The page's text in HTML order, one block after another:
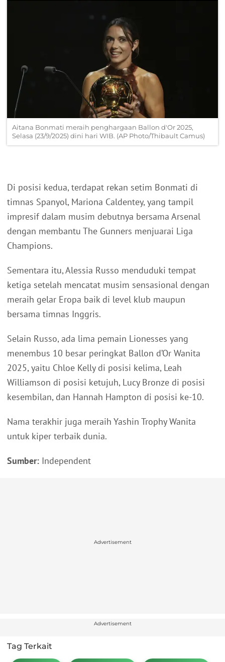
Aitana Bonmati meraih penghargaan Ballon d'Or 2025,
Selasa (23/9/2025) dini hari WIB. (AP Photo/Thibault Camus)
Di posisi kedua, terdapat rekan setim Bonmati di
timnas Spanyol, Mariona Caldentey, yang tampil
impresif dalam musim debutnya bersama Arsenal
dengan membantu The Gunners menjuarai Liga
Champions.
Sementara itu, Alessia Russo menduduki tempat
ketiga setelah mencatat musim sensasional dengan
meraih gelar Eropa baik di level klub maupun
bersama timnas Inggris.
Selain Russo, ada lima pemain Lionesses yang
menembus 10 besar peringkat Ballon d’Or Wanita
2025, yaitu Chloe Kelly di posisi kelima, Leah
Williamson di posisi ketujuh, Lucy Bronze di posisi
kesembilan, dan Hannah Hampton di posisi ke-10.
Nama terakhir juga meraih Yashin Trophy Wanita
untuk kiper terbaik dunia.
Sumber: Independent
Advertisement
Advertisement
Tag Terkait